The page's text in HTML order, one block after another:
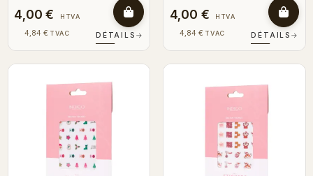
4,00 € HTVA
4,84 € TVAC DÉTAILS →
4,00 € HTVA
4,84 € TVAC DÉTAILS →